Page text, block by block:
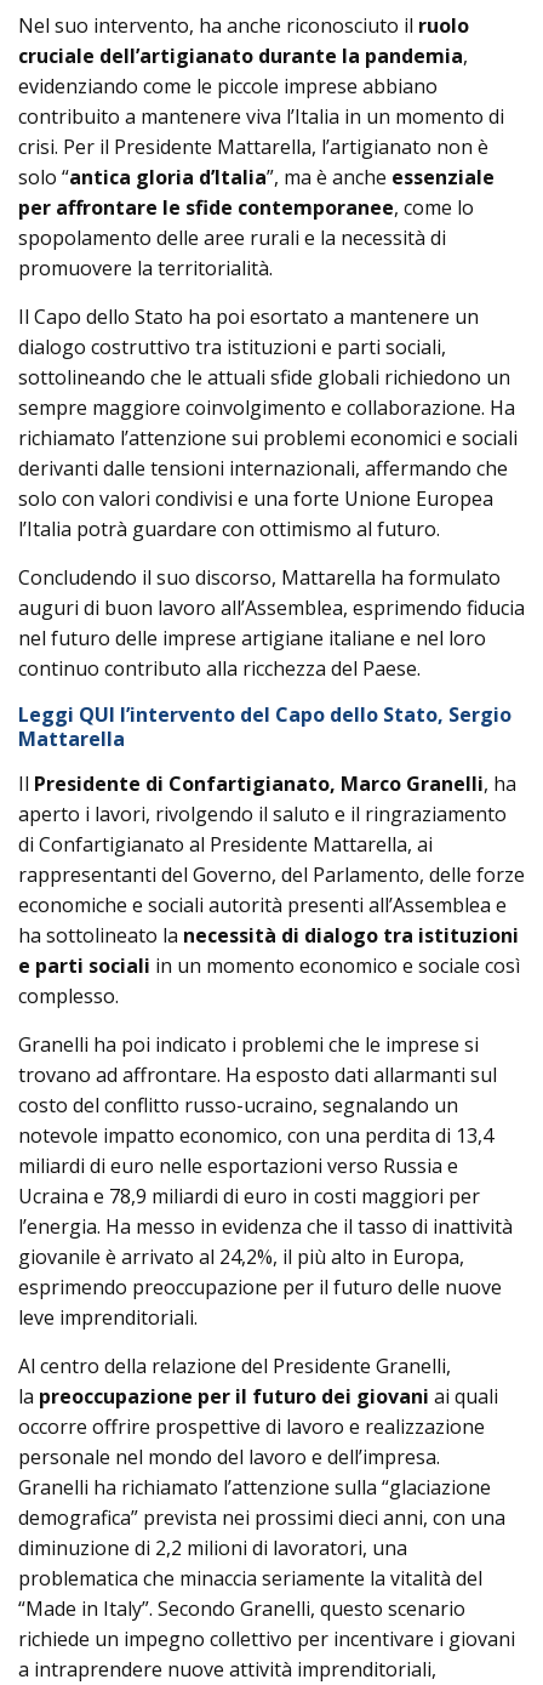
Nel suo intervento, ha anche riconosciuto il ruolo
cruciale dell’artigianato durante la pandemia,
evidenziando come le piccole imprese abbiano
contribuito a mantenere viva l’Italia in un momento di
crisi. Per il Presidente Mattarella, l’artigianato non è
solo “antica gloria d’Italia”, ma è anche essenziale
per affrontare le sfide contemporanee, come lo
spopolamento delle aree rurali e la necessità di
promuovere la territorialità.
Il Capo dello Stato ha poi esortato a mantenere un
dialogo costruttivo tra istituzioni e parti sociali,
sottolineando che le attuali sfide globali richiedono un
sempre maggiore coinvolgimento e collaborazione. Ha
richiamato l’attenzione sui problemi economici e sociali
derivanti dalle tensioni internazionali, affermando che
solo con valori condivisi e una forte Unione Europea
l’Italia potrà guardare con ottimismo al futuro.
Concludendo il suo discorso, Mattarella ha formulato
auguri di buon lavoro all’Assemblea, esprimendo fiducia
nel futuro delle imprese artigiane italiane e nel loro
continuo contributo alla ricchezza del Paese.
Leggi QUI l’intervento del Capo dello Stato, Sergio
Mattarella
Il Presidente di Confartigianato, Marco Granelli, ha
aperto i lavori, rivolgendo il saluto e il ringraziamento
di Confartigianato al Presidente Mattarella, ai
rappresentanti del Governo, del Parlamento, delle forze
economiche e sociali autorità presenti all’Assemblea e
ha sottolineato la necessità di dialogo tra istituzioni
e parti sociali in un momento economico e sociale così
complesso.
Granelli ha poi indicato i problemi che le imprese si
trovano ad affrontare. Ha esposto dati allarmanti sul
costo del conflitto russo-ucraino, segnalando un
notevole impatto economico, con una perdita di 13,4
miliardi di euro nelle esportazioni verso Russia e
Ucraina e 78,9 miliardi di euro in costi maggiori per
l’energia. Ha messo in evidenza che il tasso di inattività
giovanile è arrivato al 24,2%, il più alto in Europa,
esprimendo preoccupazione per il futuro delle nuove
leve imprenditoriali.
Al centro della relazione del Presidente Granelli,
la preoccupazione per il futuro dei giovani ai quali
occorre offrire prospettive di lavoro e realizzazione
personale nel mondo del lavoro e dell’impresa.
Granelli ha richiamato l’attenzione sulla “glaciazione
demografica” prevista nei prossimi dieci anni, con una
diminuzione di 2,2 milioni di lavoratori, una
problematica che minaccia seriamente la vitalità del
“Made in Italy”. Secondo Granelli, questo scenario
richiede un impegno collettivo per incentivare i giovani
a intraprendere nuove attività imprenditoriali,